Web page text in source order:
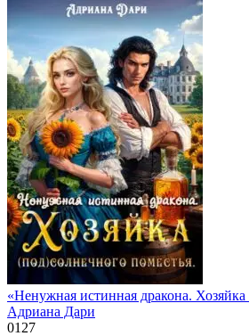
«Ненужная истинная дракона.
Адриана Дари
0127